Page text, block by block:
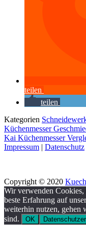
teilen
teilen
Kategorien
Küchenmesser
Kai Küchenmesser
Impressum | Datenschutz
Copyright © 2020
Wir verwenden
beste Erfahrung auf
weiterhin nutzen, gehen
sind.
OK